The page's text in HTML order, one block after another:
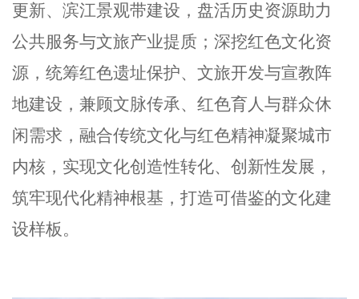
更新、滨江景观带建设，盘活历史资源助力
公共服务与文旅产业提质；深挖红色文化资
源，统筹红色遗址保护、文旅开发与宣教阵
地建设，兼顾文脉传承、红色育人与群众休
闲需求，融合传统文化与红色精神凝聚城市
内核，实现文化创造性转化、创新性发展，
筑牢现代化精神根基，打造可借鉴的文化建
设样板。